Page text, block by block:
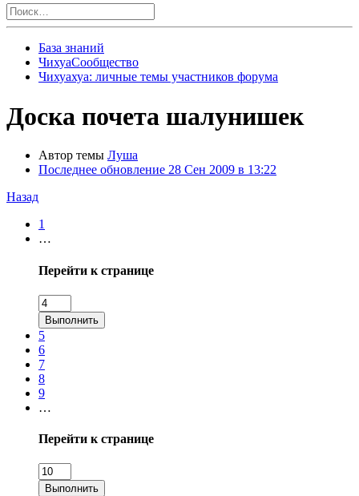
База знаний
ЧихуаСообщество
Чихуахуа: личные темы участников форума
Доска почета шалунишек
Автор темы Луша
Последнее обновление 28 Сен 2009 в 13:22
Назад
1
…
Перейти к странице
Выполнить
5
6
7
8
9
…
Перейти к странице
Выполнить